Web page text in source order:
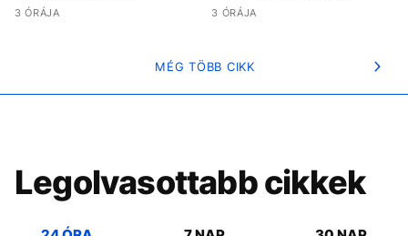
3 ÓRÁJA 3 ÓRÁJA
MÉG TÖBB CIKK
Legolvasottabb cikkek